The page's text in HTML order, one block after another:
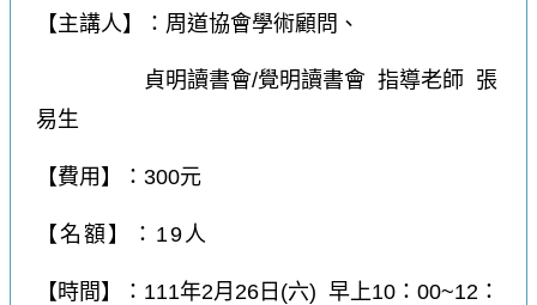
【主講人】：周道協會學術顧問、
貞明讀書會/覺明讀書會 指導老師 張
易生
【費用】：300元
【名額】：19人
【時間】：111年2月26日(六) 早上10：00~12：